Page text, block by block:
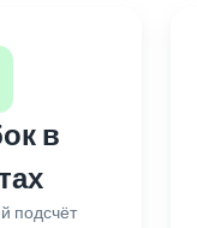
в
подсчёт